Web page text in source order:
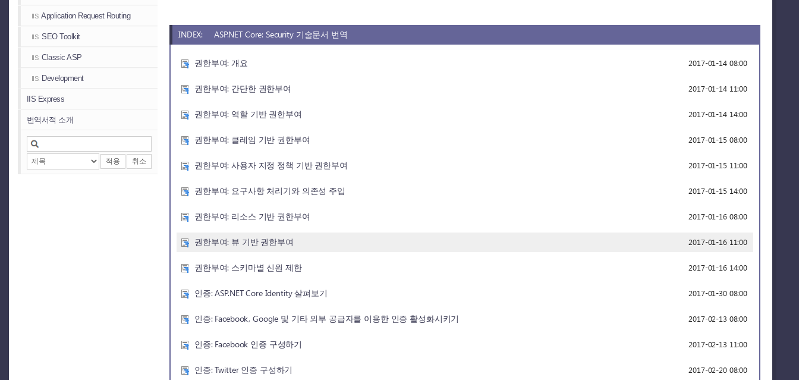
IIS: Application Request Routing
IIS: SEO Toolkit
IIS: Classic ASP
IIS: Development
IIS Express
번역서적 소개
적용 취소
INDEX: ASP.NET Core: Security 기술문서 번역
권한부여: 개요 2017-01-14 08:00
권한부여: 간단한 권한부여 2017-01-14 11:00
권한부여: 역할 기반 권한부여 2017-01-14 14:00
권한부여: 클레임 기반 권한부여 2017-01-15 08:00
권한부여: 사용자 지정 정책 기반 권한부여 2017-01-15 11:00
권한부여: 요구사항 처리기와 의존성 주입 2017-01-15 14:00
권한부여: 리소스 기반 권한부여 2017-01-16 08:00
권한부여: 뷰 기반 권한부여 2017-01-16 11:00
권한부여: 스키마별 신원 제한 2017-01-16 14:00
인증: ASP.NET Core Identity 살펴보기 2017-01-30 08:00
인증: Facebook, Google 및 기타 외부 공급자를 이용한 인증 활성화시키기 2017-02-13 08:00
인증: Facebook 인증 구성하기 2017-02-13 11:00
인증: Twitter 인증 구성하기 2017-02-20 08:00